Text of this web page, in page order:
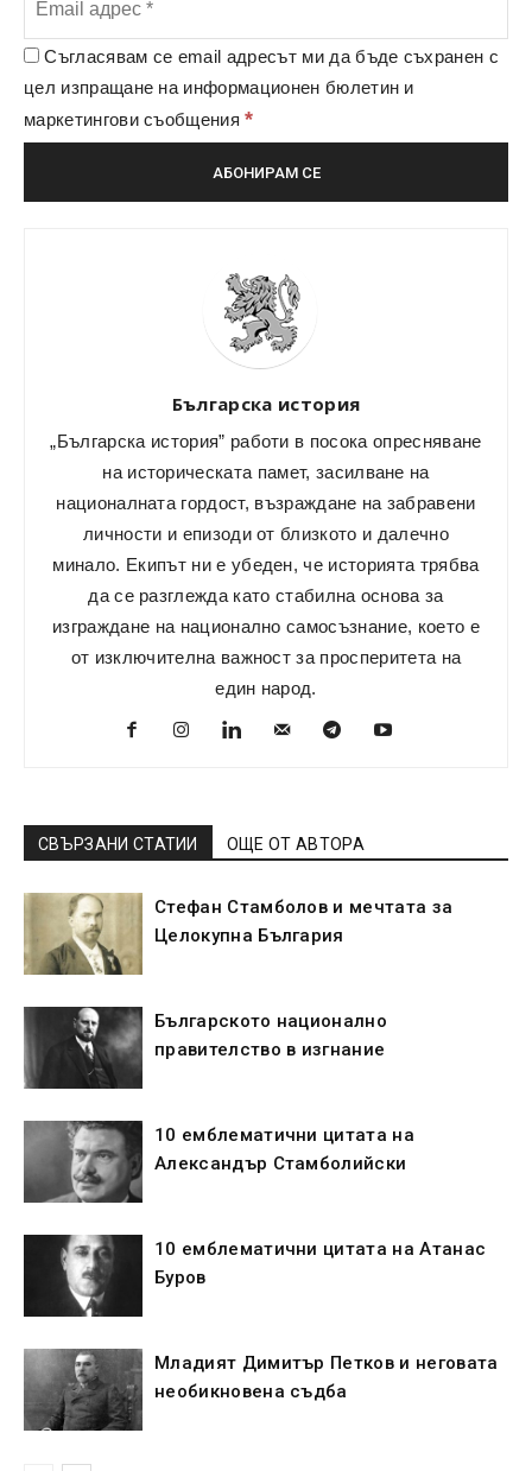
Съгласявам се email адресът ми да бъде съхранен с
цел изпращане на информационен бюлетин и
маркетингови съобщения*
Българска история
„Българска история” работи в посока опресняване
на историческата памет, засилване на
националната гордост, възраждане на забравени
личности и епизоди от близкото и далечно
минало. Екипът ни е убеден, че историята трябва
да се разглежда като стабилна основа за
изграждане на национално самосъзнание, което е
от изключителна важност за просперитета на
един народ.
СВЪРЗАНИ СТАТИИ ОЩЕ ОТ АВТОРА
Стефан Стамболов и мечтата за
Целокупна България
Българското национално
правителство в изгнание
10 емблематични цитата на
Александър Стамболийски
10 емблематични цитата на Атанас
Буров
Младият Димитър Петков и неговата
необикновена съдба